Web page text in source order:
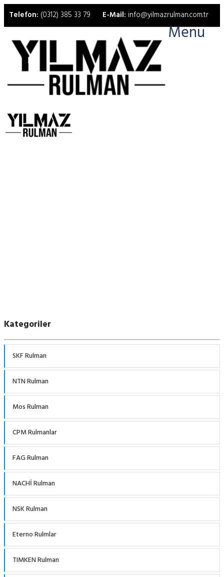
Telefon: (0312) 385 33 79 E-Mail: info@yilmazrulman.com.tr
Menu
Kategoriler
SKF Rulman
NTN Rulman
Mos Rulman
CPM Rulmanlar
FAG Rulman
NACHİ Rulman
NSK Rulman
Eterno Rulmlar
TIMKEN Rulman